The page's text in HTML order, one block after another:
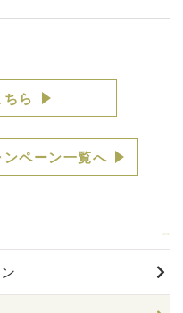
ちら
ペーン一覧へ